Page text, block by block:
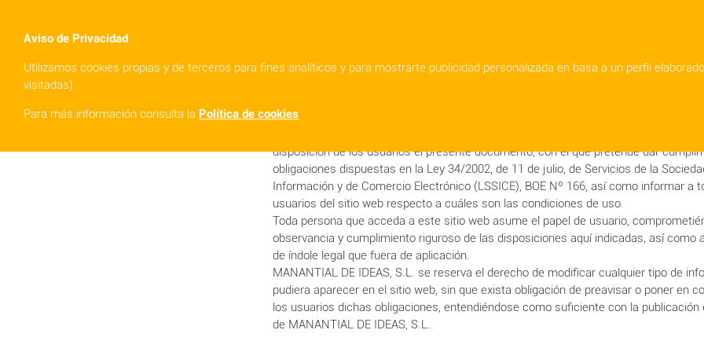
Aviso de Privacidad
Utilizamos cookies propias y de terceros para fines analíticos y para mostrarte publicidad personalizada en basa a un perfil
visitadas)
Para más información consulta la Política de cookies
shopping_cart
disposición de los usuarios el presente documento, con el que pretende dar
obligaciones dispuestas en la Ley 34/2002, de 11 de julio, de Servicios de la
Información y de Comercio Electrónico (LSSICE), BOE Nº 166, así como informar a
usuarios del sitio web respecto a cuáles son las condiciones de uso.
Toda persona que acceda a este sitio web asume el papel de usuario,
observancia y cumplimiento riguroso de las disposiciones aquí indicadas, así como
de índole legal que fuera de aplicación.
MANANTIAL DE IDEAS, S.L. se reserva el derecho de modificar cualquier tipo de
pudiera aparecer en el sitio web, sin que exista obligación de preavisar o poner en
los usuarios dichas obligaciones, entendiéndose como suficiente con la publicación
de MANANTIAL DE IDEAS, S.L..